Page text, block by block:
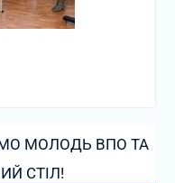
МОЛОДЬ ВПО ТА
СТІЛ!